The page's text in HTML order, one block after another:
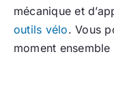
mécanique et
outils vélo. Vous
moment